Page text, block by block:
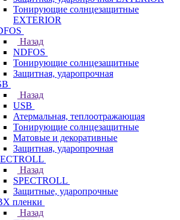
Тонирующие солнцезащитные
EXTERIOR
Назад
NDFOS
Тонирующие солнцезащитные
Защитная, ударопрочная
Назад
USB
Атермальная, теплоотражающая
Тонирующие солнцезащитные
Матовые и декоративные
Защитная, ударопрочная
Назад
SPECTROLL
Защитные, ударопрочные
пленки
Назад